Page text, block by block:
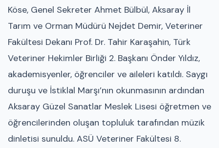
Köse, Genel Sekreter Ahmet Bülbül, Aksaray İl
Tarım ve Orman Müdürü Nejdet Demir, Veteriner
Fakültesi Dekanı Prof. Dr. Tahir Karaşahin, Türk
Veteriner Hekimler Birliği 2. Başkanı Önder Yıldız,
akademisyenler, öğrenciler ve aileleri katıldı. Saygı
duruşu ve İstiklal Marşı’nın okunmasının ardından
Aksaray Güzel Sanatlar Meslek Lisesi öğretmen ve
öğrencilerinden oluşan topluluk tarafından müzik
dinletisi sunuldu. ASÜ Veteriner Fakültesi 8.